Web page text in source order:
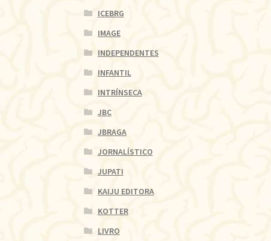
ICEBRG
IMAGE
INDEPENDENTES
INFANTIL
INTRÍNSECA
JBC
JBRAGA
JORNALÍSTICO
JUPATI
KAIJU EDITORA
KOTTER
LIVRO